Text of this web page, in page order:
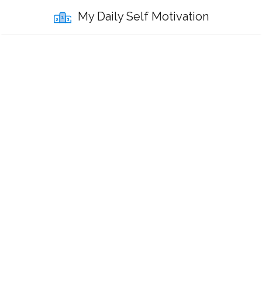
My Daily Self Motivation